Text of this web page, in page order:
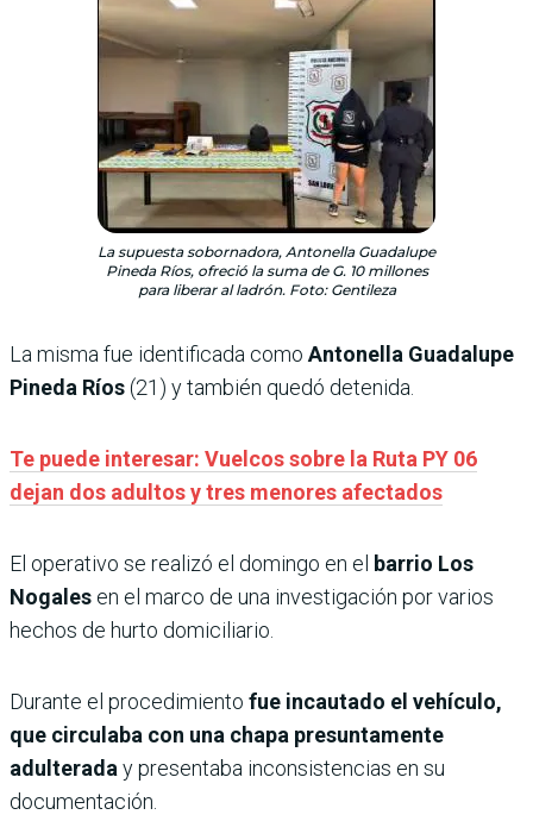
La supuesta sobornadora, Antonella Guadalupe
Pineda Ríos, ofreció la suma de G. 10 millones
para liberar al ladrón. Foto: Gentileza
La misma fue identificada como Antonella Guadalupe
Pineda Ríos(21) y también quedó detenida.
Te puede interesar: Vuelcos sobre la Ruta PY 06
dejan dos adultos y tres menores afectados
El operativo se realizó el domingo en el barrio Los
Nogales en el marco de una investigación por varios
hechos de hurto domiciliario.
Durante el procedimiento fue incautado el vehículo,
que circulaba con una chapa presuntamente
adulterada y presentaba inconsistencias en su
documentación.